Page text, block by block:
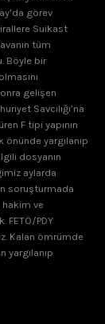
görev
Suikast
tüm
Böyle bir
gelişen
Savcılığı’na
F tipi yapının
yargılanıp
dosyanın
aylarda
soruşturmada
hakim ve
PDY
Kalan ömrümde
yargılanıp